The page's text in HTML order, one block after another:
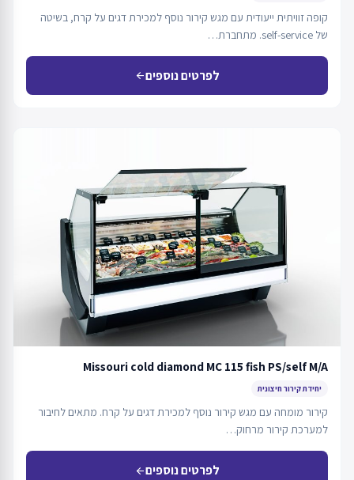
קופה זוויתית ייעודית עם מגש קירור נוסף למכירת דגים על קרח, בשיטה
של self-service. מתחברת…
לפרטים נוספיםarrow_back
Missouri cold diamond MC 115 fish PS/self M/A
יחידת קירור חיצונית
קירור מומחה עם מגש קירור נוסף למכירת דגים על קרח. מתאים לחיבור
למערכת קירור מרחוק…
לפרטים נוספיםarrow_back